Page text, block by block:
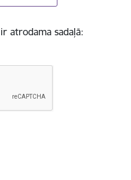
atrodama sadaļā: